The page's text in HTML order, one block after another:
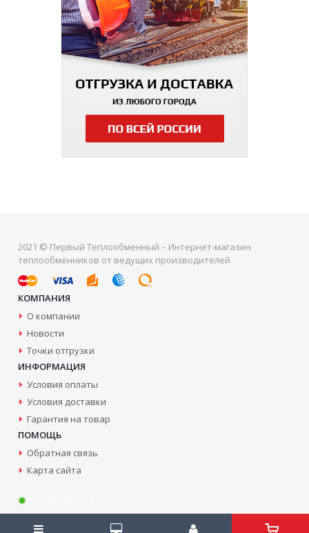
2021 © Первый Теплообменный – Интернет-магазин
теплообменников от ведущих производителей
КОМПАНИЯ
О компании
Новости
Точки отгрузки
ИНФОРМАЦИЯ
Условия оплаты
Условия доставки
Гарантия на товар
ПОМОЩЬ
Обратная связь
Карта сайта